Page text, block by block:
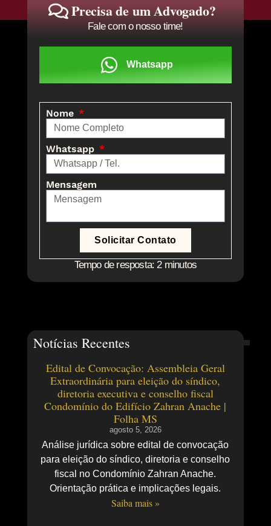
Precisa de um Advogado?
Fale com o nosso time!
Whatsapp
Nome
Whatsapp
Mensagem
Solicitar Contato
Tempo de resposta: 2 minutos
Notícias Recentes
Edital de Convocação: Assembleia Geral
Extraordinária para eleição do síndico,
diretoria executiva e conselho fiscal
Condomínio do Edifício Zahran Anache |
Folha MS
agosto 5, 2026
Análise jurídica sobre edital de convocação
para eleição do síndico, diretoria e conselho
fiscal no Condomínio Zahran Anache.
Orientação prática e implicações legais.
Saiba mais »